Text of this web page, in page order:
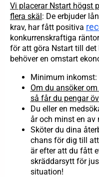
Vi placerar Nstart högst
flera skäl: De erbjuder
krav, har fått positiva
konkurrenskraftiga
för att göra Nstart till
behöver en omstart
Minimum
Om du ansöker
så får du pengar
Du eller en
år och minst en av
Sköter du dina
chans för dig till
är efter att du fått
skräddarsytt för
situation!